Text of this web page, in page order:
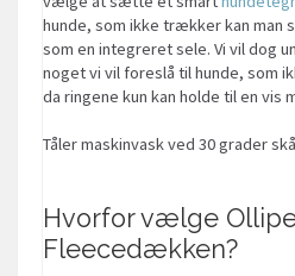
hunde, som ikke trækker kan man
som en integreret sele. Vi vil dog
noget vi vil foreslå til hunde, som
da ringene kun kan holde til en vis
Tåler maskinvask ved 30 grader
Hvorfor vælge
Fleecedækken?